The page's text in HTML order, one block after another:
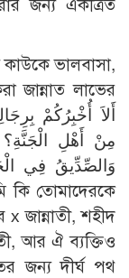
জন্য একত্রিত
ভালবাসা,
জান্নাত লাভের
مِنْ أَهْلِ
وَالصِّدِّيقُ فِي
x জান্নাতী, শহীদ
আর ঐ ব্যক্তিও
জন্য দীর্ঘ পথ